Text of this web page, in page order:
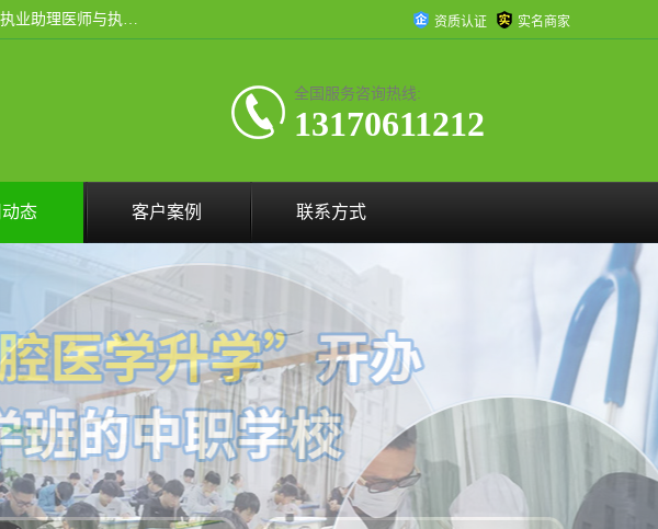
通过医学类院校正规录取从而获取统招全日制大专、本科，学信网可查在校学籍。医学相关专业毕业后可参加执业助理医师与执业医师证书考试（如口腔医学、临床医学、中医学等专业）. 资质认证 实名商家
全国服务咨询热线:
13170611212
态 客户案例 联系方式